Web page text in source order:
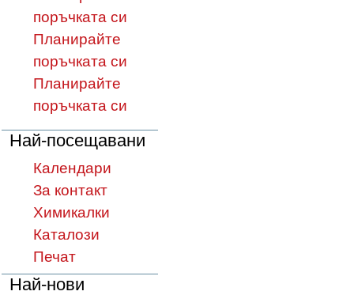
поръчката си
Планирайте
поръчката си
Планирайте
поръчката си
Най-посещавани
Календари
За контакт
Химикалки
Каталози
Печат
Най-нови